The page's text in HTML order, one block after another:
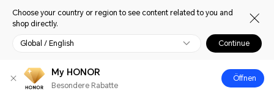
Choose your country or region to see content related to you and
shop directly.
Global / English Continue
My HONOR
Besondere Rabatte
Öffnen